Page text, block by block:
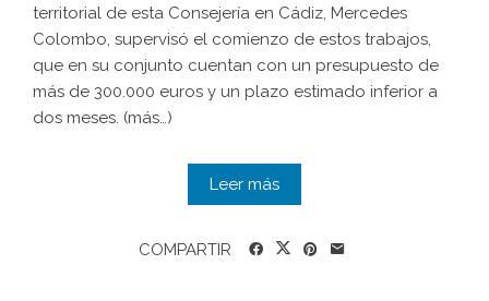
territorial de esta Consejería en Cádiz, Mercedes
Colombo, supervisó el comienzo de estos trabajos,
que en su conjunto cuentan con un presupuesto de
más de 300.000 euros y un plazo estimado inferior a
dos meses. (más…)
Leer más
COMPARTIR